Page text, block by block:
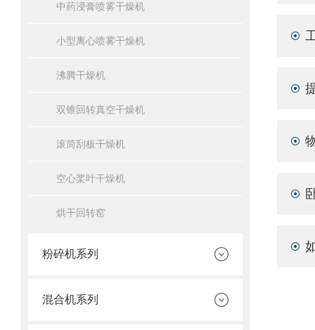
中药浸膏喷雾干燥机
小型离心喷雾干燥机
沸腾干燥机
双锥回转真空干燥机
滚筒刮板干燥机
空心桨叶干燥机
烘干回转窑
粉碎机系列
混合机系列